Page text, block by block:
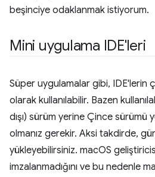
beşinciye odaklanmak istiyorum.
Mini uygulama IDE'leri
Süper uygulamalar gibi, IDE'lerin
olarak kullanılabilir. Bazen
dışı) sürüm yerine Çince sürümü
olmanız gerekir. Aksi takdirde,
yükleyebilirsiniz. macOS
imzalanmadığını ve bu nedenle